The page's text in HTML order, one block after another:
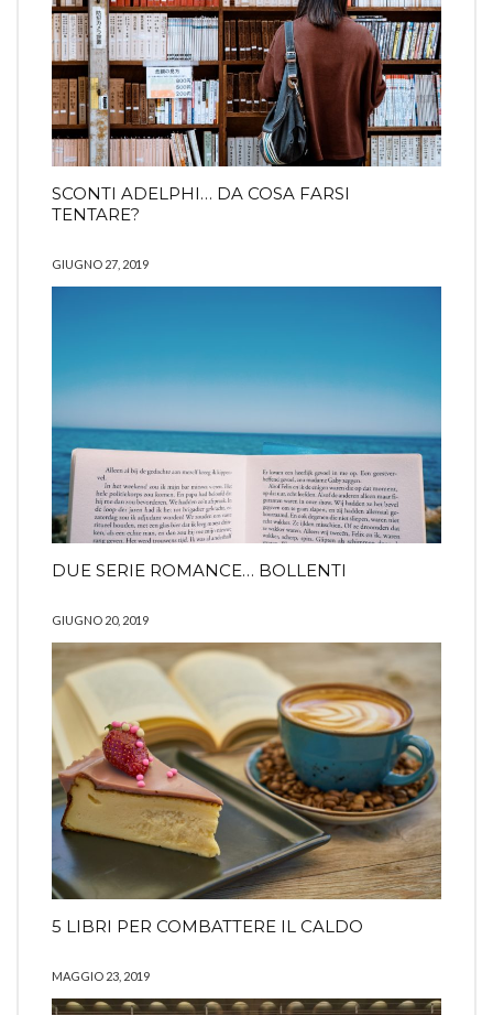
SCONTI ADELPHI… DA COSA FARSI
TENTARE?
GIUGNO 27, 2019
DUE SERIE ROMANCE… BOLLENTI
GIUGNO 20, 2019
5 LIBRI PER COMBATTERE IL CALDO
MAGGIO 23, 2019